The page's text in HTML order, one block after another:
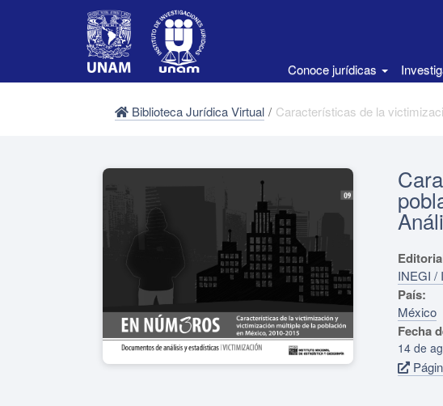
Conoce jurídicas
Biblioteca Jurídica Virtual /
INEGI /
País:
México
Fecha
14 de